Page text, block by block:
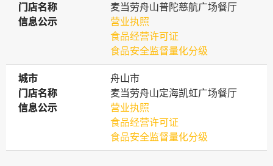
门店名称
门店名称
麦当劳舟山普陀慈航广场餐厅
信息公示
信息公示
营业执照
食品经营许可证
食品安全监督量化分级
城市
城市
舟山市
门店名称
门店名称
麦当劳舟山定海凯虹广场餐厅
信息公示
信息公示
营业执照
食品经营许可证
食品安全监督量化分级